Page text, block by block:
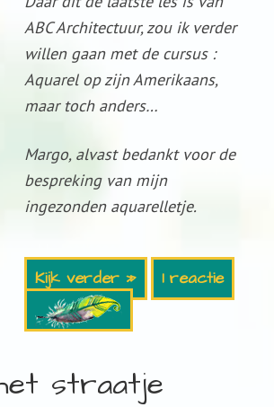
ABC Architectuur, zou ik verder
willen gaan met de cursus :
Aquarel op zijn Amerikaans,
maar toch anders…
Margo, alvast bedankt voor de
bespreking van mijn
ingezonden aquarelletje.
Kijk verder » 1 reactie
straatje